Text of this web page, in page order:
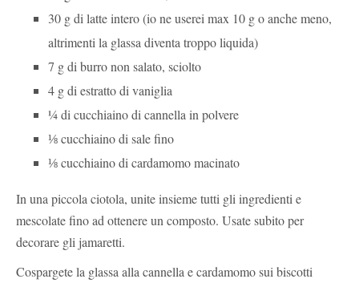
30 g di latte intero (io ne userei max 10 g o anche meno,
altrimenti la glassa diventa troppo liquida)
7 g di burro non salato, sciolto
4 g di estratto di vaniglia
¼ di cucchiaino di cannella in polvere
⅛ cucchiaino di sale fino
⅛ cucchiaino di cardamomo macinato
In una piccola ciotola, unite insieme tutti gli ingredienti e
mescolate fino ad ottenere un composto. Usate subito per
decorare gli jamaretti.
Cospargete la glassa alla cannella e cardamomo sui biscotti